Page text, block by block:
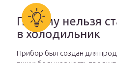
Почему нельзя
в холодильник
Прибор был создан для